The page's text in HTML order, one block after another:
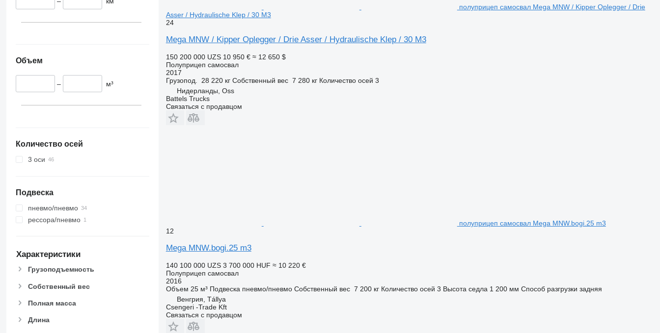
Объем
– м³
Количество осей
3 оси
Подвеска
пневмо/пневмо
рессора/пневмо
Характеристики
Грузоподъемность
Собственный вес
Полная масса
Длина
полуприцеп самосвал Mega MNW / Kipper Oplegger / Drie
Asser / Hydraulische Klep / 30 M3
24
Mega MNW / Kipper Oplegger / Drie Asser / Hydraulische Klep / 30 M3
150 200 000 UZS 10 950 € ≈ 12 650 $
Полуприцеп самосвал
2017
Грузопод.
28 220 кг Собственный вес 7 280 кг Количество осей 3
Нидерланды, Oss
Battels Trucks
Связаться с продавцом
полуприцеп самосвал Mega MNW.bogi.25 m3
12
Mega MNW.bogi.25 m3
140 100 000 UZS 3 700 000 HUF ≈ 10 220 €
Полуприцеп самосвал
2016
Объем 25 м³ Подвеска пневмо/пневмо Собственный вес 7 200 кг Количество осей 3 Высота седла 1 200 мм Способ разгрузки задняя
Венгрия, Tállya
Csengeri -Trade Kft
Связаться с продавцом